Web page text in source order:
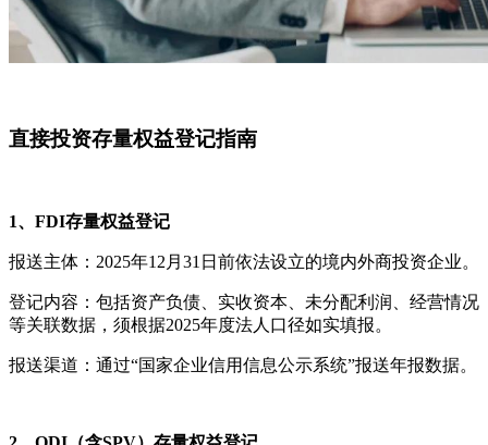
直接投资存量权益登记指南
1、FDI存量权益登记
报送主体：2025年12月31日前依法设立的境内外商投资企业。
登记内容：包括资产负债、实收资本、未分配利润、经营情况
等关联数据，须根据2025年度法人口径如实填报。
报送渠道：通过“国家企业信用信息公示系统”报送年报数据。